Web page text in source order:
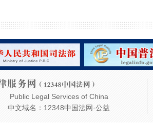
Public Legal Services of China
中文域名：12348中国法网·公益